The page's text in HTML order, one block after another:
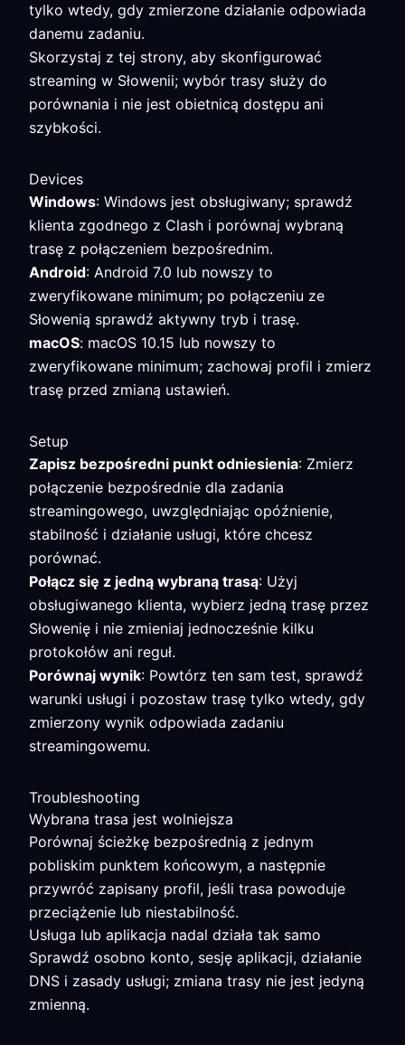
tylko wtedy, gdy zmierzone działanie odpowiada
danemu zadaniu.
Skorzystaj z tej strony, aby skonfigurować
streaming w Słowenii; wybór trasy służy do
porównania i nie jest obietnicą dostępu ani
szybkości.
Devices
Windows: Windows jest obsługiwany; sprawdź
klienta zgodnego z Clash i porównaj wybraną
trasę z połączeniem bezpośrednim.
Android: Android 7.0 lub nowszy to
zweryfikowane minimum; po połączeniu ze
Słowenią sprawdź aktywny tryb i trasę.
macOS: macOS 10.15 lub nowszy to
zweryfikowane minimum; zachowaj profil i zmierz
trasę przed zmianą ustawień.
Setup
Zapisz bezpośredni punkt odniesienia: Zmierz
połączenie bezpośrednie dla zadania
streamingowego, uwzględniając opóźnienie,
stabilność i działanie usługi, które chcesz
porównać.
Połącz się z jedną wybraną trasą: Użyj
obsługiwanego klienta, wybierz jedną trasę przez
Słowenię i nie zmieniaj jednocześnie kilku
protokołów ani reguł.
Porównaj wynik: Powtórz ten sam test, sprawdź
warunki usługi i pozostaw trasę tylko wtedy, gdy
zmierzony wynik odpowiada zadaniu
streamingowemu.
Troubleshooting
Wybrana trasa jest wolniejsza
Porównaj ścieżkę bezpośrednią z jednym
pobliskim punktem końcowym, a następnie
przywróć zapisany profil, jeśli trasa powoduje
przeciążenie lub niestabilność.
Usługa lub aplikacja nadal działa tak samo
Sprawdź osobno konto, sesję aplikacji, działanie
DNS i zasady usługi; zmiana trasy nie jest jedyną
zmienną.